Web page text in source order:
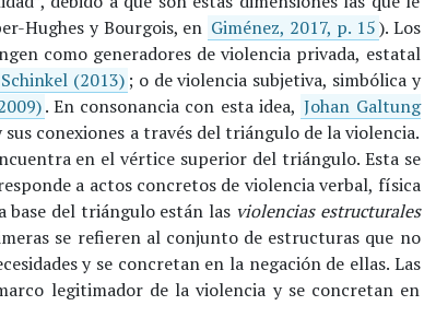
Hughes y Bourgois, en Giménez, 2017, p. 15). Los
como generadores de violencia privada, estatal
Schinkel (2013) ; o de violencia subjetiva, simbólica y
. En consonancia con esta idea, Johan Galtung
conexiones a través del triángulo de la violencia.
en el vértice superior del triángulo. Esta se
a actos concretos de violencia verbal, física
base del triángulo están las violencias estructurales
se refieren al conjunto de estructuras que no
y se concretan en la negación de ellas. Las
legitimador de la violencia y se concretan en